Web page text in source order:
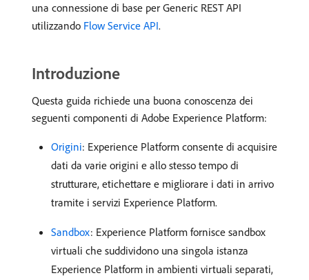
una connessione di base per Generic REST API
utilizzando Flow Service API.
Introduzione
Questa guida richiede una buona conoscenza dei
seguenti componenti di Adobe Experience Platform:
Origini: Experience Platform consente di acquisire
dati da varie origini e allo stesso tempo di
strutturare, etichettare e migliorare i dati in arrivo
tramite i servizi Experience Platform.
Sandbox: Experience Platform fornisce sandbox
virtuali che suddividono una singola istanza
Experience Platform in ambienti virtuali separati,